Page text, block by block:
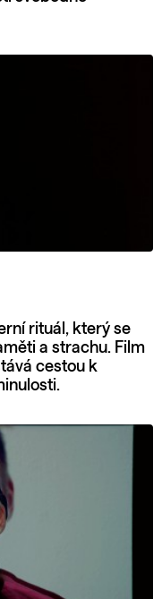
rituál, který se
a strachu. Film
cestou k